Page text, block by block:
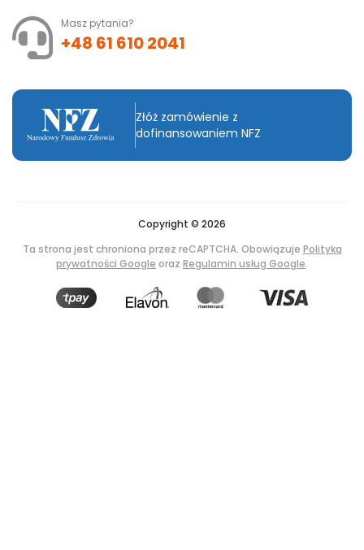
Masz pytania?
+48 61 610 2041
Złóż zamówienie z
dofinansowaniem NFZ
Copyright © 2026
Ta strona jest chroniona przez reCAPTCHA. Obowiązuje Polityka
prywatności Google oraz Regulamin usług Google.